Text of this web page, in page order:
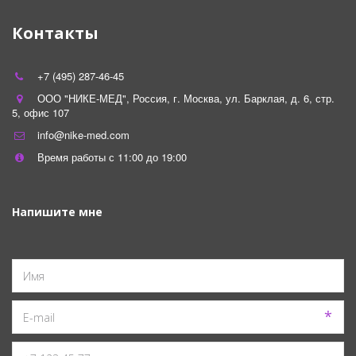
Контакты
+7 (495) 287-46-45
ООО "НИКЕ-МЕД", Россия, г. Москва, ул. Барклая, д. 6, стр.
5, офис 107
info@nike-med.com
Время работы с 11:00 до 19:00
Напишите мне
*